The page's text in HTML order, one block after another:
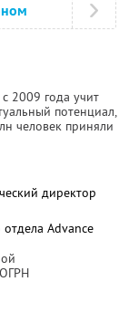
2009 года учит
потенциал,
человек приняли
директор
Advance